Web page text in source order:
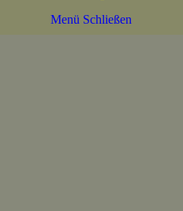
Menü Schließen